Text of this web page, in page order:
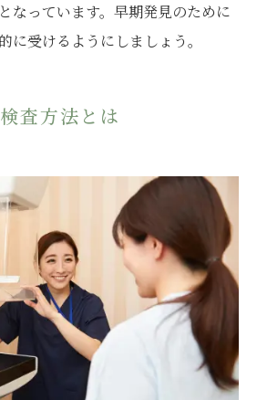
なっています。早期発見のために
に受けるようにしましょう。
査方法とは